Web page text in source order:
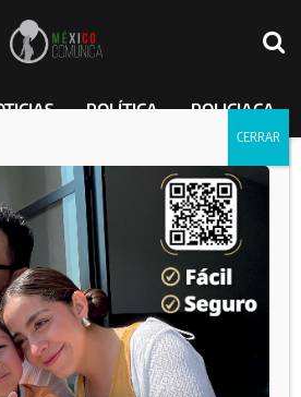
POLÍTICA POLICIACA
despojan de su vehículo
Públicas de
01-14